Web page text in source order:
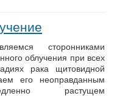
сторонниками
облучения при всех
рака щитовидной
его неоправданным
растущем